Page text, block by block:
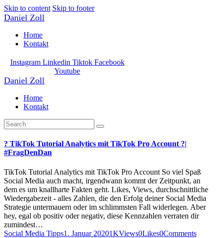
Skip to content Skip to footer
Daniel Zoll
Home
Kontakt
Instagram Linkedin Tiktok Facebook
Youtube
Daniel Zoll
Home
Kontakt
? TikTok Tutorial Analytics mit TikTok Pro Account ?|
#FragDenDan
TikTok Tutorial Analytics mit TikTok Pro Account So viel Spaß
Social Media auch macht, irgendwann kommt der Zeitpunkt, an
dem es um knallharte Fakten geht. Likes, Views, durchschnittliche
Wiedergabezeit - alles Zahlen, die den Erfolg deiner Social Media
Strategie untermauern oder im schlimmsten Fall widerlegen. Aber
hey, egal ob positiv oder negativ, diese Kennzahlen verraten dir
zumindest…
Social Media Tipps1. Januar 20201KViews0Likes0Comments